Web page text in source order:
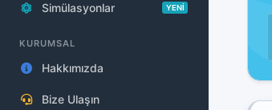
Simülasyonlar YENİ
KURUMSAL
Hakkımızda
Bize Ulaşın